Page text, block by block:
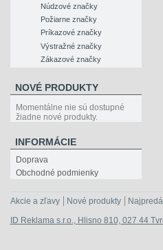
Núdzové značky
Požiarne značky
Príkazové značky
Výstražné značky
Zákazové značky
NOVÉ PRODUKTY
Momentálne nie sú dostupné
žiadne nové produkty.
INFORMÁCIE
Doprava
Obchodné podmienky
Akcie a zľavy Nové produkty
ID Reklama s.r.o., Hlisno 810, 027 44